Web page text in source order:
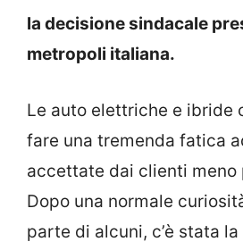
la decisione sindacale
metropoli italiana.
Le auto elettriche e ibride
fare una tremenda fatica
accettate dai clienti meno
Dopo una normale
parte di alcuni, c’è stata